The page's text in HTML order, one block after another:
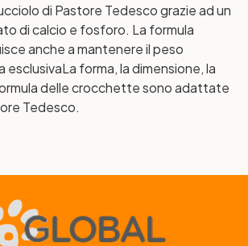
di Pastore Tedesco grazie ad un
di calcio e fosforo. La formula
anche a mantenere il peso
esclusivaLa forma, la dimensione, la
delle crocchette sono adattate
Tedesco.